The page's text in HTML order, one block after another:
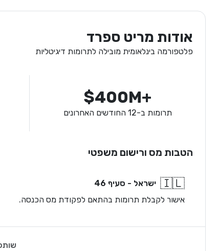
אודות מריט ספרד
פלטפורמה בינלאומית מובילה לתרומות דיגיטליות
$400M+
תרומות ב-12 החודשים האחרונים
הטבות מס ורישום משפטי
🇮🇱 ישראל - סעיף 46
אישור לקבלת תרומות בהתאם לפקודת מס הכנסה.